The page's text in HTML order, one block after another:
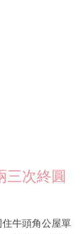
三次終圓
牛頭角公屋單